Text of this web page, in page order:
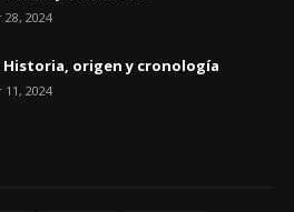
2024
Historia, origen y cronología
2024